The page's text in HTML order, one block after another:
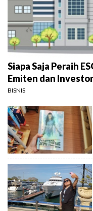
Siapa Saja Peraih
Emiten dan
BISNIS